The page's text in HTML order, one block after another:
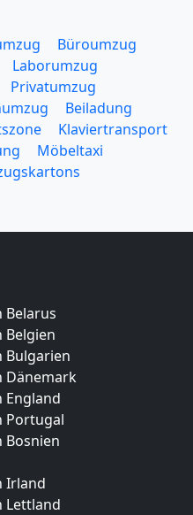
Büroumzug
Laborumzug
Privatumzug
Beiladung
Klaviertransport
Möbeltaxi
Belarus
Belgien
Bulgarien
Dänemark
England
Portugal
Bosnien
Irland
Lettland